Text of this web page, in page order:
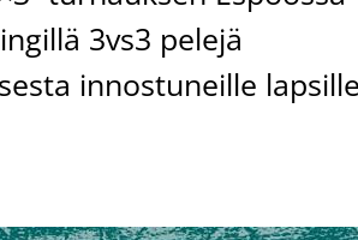
3vs3 pelejä
innostuneille lapsille